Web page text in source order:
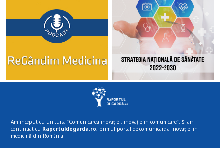
Am început cu un curs, “Comunicarea inovației, inovație în comunicare”. Și am
continuat cu Raportuldegarda.ro, primul portal de comunicare a inovației în
medicină din România.